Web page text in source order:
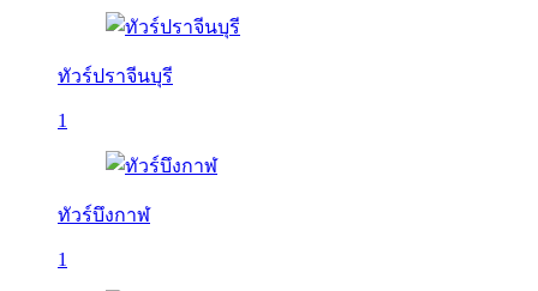
ทัวร์ปราจีนบุรี
1
ทัวร์บึงกาฬ
1